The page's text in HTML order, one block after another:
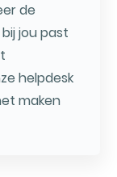
de
jou past
helpdesk
maken